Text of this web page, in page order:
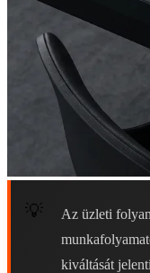
Az üzleti
kiváltását